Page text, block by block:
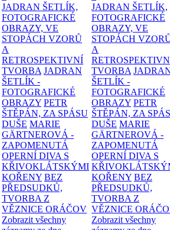
JADRAN ŠETLÍK,
FOTOGRAFICKÉ
OBRAZY, VE
STOPÁCH VZORŮ
A
RETROSPEKTIVNÍ
TVORBA JADRAN
ŠETLÍK -
FOTOGRAFICKÉ
OBRAZY PETR
ŠTĚPÁN, ZA SPÁSU
DUŠE MARIE
GÄRTNEROVÁ -
ZAPOMENUTÁ
OPERNÍ DIVA S
KŘIVOKLÁTSKÝMI
KOŘENY BEZ
PŘEDSUDKŮ,
TVORBA Z
VĚZNICE ORÁČOV
Zobrazit všechny
JADRAN ŠETLÍK,
FOTOGRAFICKÉ
OBRAZY, VE
STOPÁCH
A
TVORBA
ŠETLÍK -
FOTOGRAFICKÉ
OBRAZY PETR
ŠTĚPÁN, ZA
DUŠE MARIE
GÄRTNEROVÁ -
ZAPOMENUTÁ
OPERNÍ DIVA S
KOŘENY BEZ
PŘEDSUDKŮ,
TVORBA Z
VĚZNICE
Zobrazit všechny